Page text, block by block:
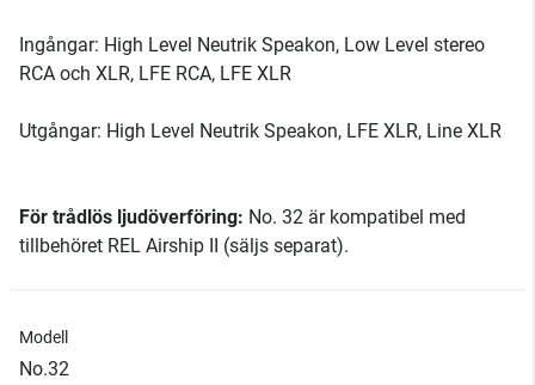
Ingångar: High Level Neutrik Speakon, Low Level stereo
RCA och XLR, LFE RCA, LFE XLR
Utgångar: High Level Neutrik Speakon, LFE XLR, Line XLR
För trådlös ljudöverföring: No. 32 är kompatibel med
tillbehöret REL Airship II (säljs separat).
Modell
No.32